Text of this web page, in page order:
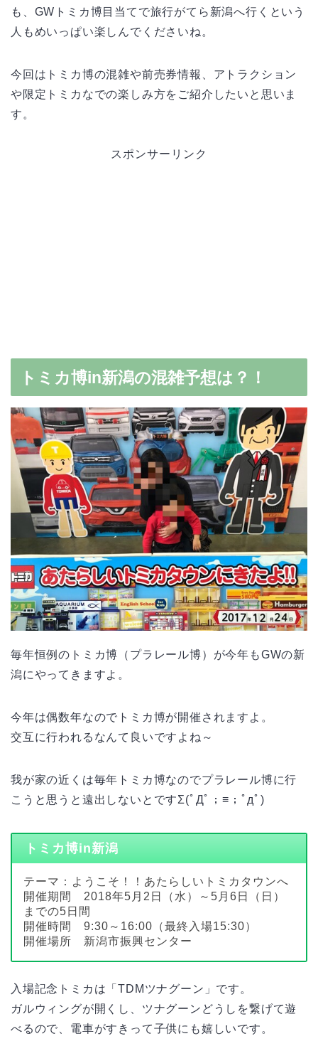
も、GWトミカ博目当てで旅行がてら新潟へ行くという
人もめいっぱい楽しんでくださいね。
今回はトミカ博の混雑や前売券情報、アトラクション
や限定トミカなでの楽しみ方をご紹介したいと思いま
す。
スポンサーリンク
トミカ博in新潟の混雑予想は？！
毎年恒例のトミカ博（プラレール博）が今年もGWの新
潟にやってきますよ。
今年は偶数年なのでトミカ博が開催されますよ。
交互に行われるなんて良いですよね～
我が家の近くは毎年トミカ博なのでプラレール博に行
こうと思うと遠出しないとですΣ(ﾟДﾟ；≡；ﾟдﾟ)
トミカ博in新潟
テーマ：ようこそ！！あたらしいトミカタウンへ
開催期間 2018年5月2日（水）～5月6日（日）
までの5日間
開催時間 9:30～16:00（最終入場15:30）
開催場所 新潟市振興センター
入場記念トミカは「TDMツナグーン」です。
ガルウィングが開くし、ツナグーンどうしを繋げて遊
べるので、電車がすきって子供にも嬉しいです。